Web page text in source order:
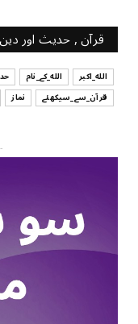
قرآن , حدیث اور دین
الله_اکبر الله_کے_نام
قرآن_سے_سیکھئے
نماز